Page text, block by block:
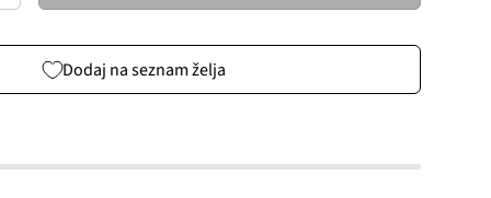
Dodaj na seznam želja